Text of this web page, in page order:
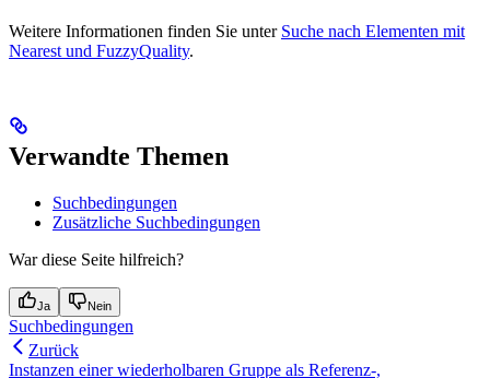
Weitere Informationen finden Sie unter Suche nach Elementen mit
Nearest und FuzzyQuality.
Verwandte Themen
Suchbedingungen
Zusätzliche Suchbedingungen
War diese Seite hilfreich?
Ja Nein
Suchbedingungen
Zurück
Instanzen einer wiederholbaren Gruppe als Referenz-,